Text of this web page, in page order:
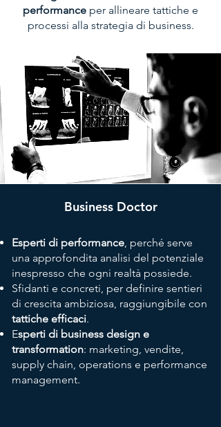
performance per allineare tattiche e
processi alla strategia di business.
Business Doctor
Esperti di performance, perché serve
una approfondita analisi del potenziale
inespresso che ogni realtà possiede.
Sfidanti e concreti, per definire sentieri
di crescita ambiziosa, raggiungibile con
tattiche efficaci.
Esperti di business design e
transformation: marketing, vendite,
supply chain, operations e performance
management.